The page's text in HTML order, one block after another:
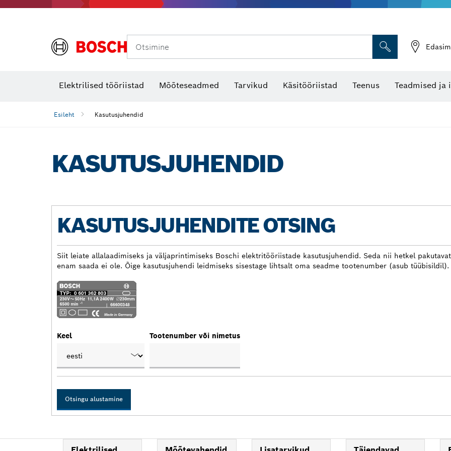
Otsimine
Elektrilised tööriistad Mõõteseadmed Tarvikud Käsitööriistad Teenus Teadmised ja
Esileht Kasutusjuhendid
KASUTUSJUHENDID
KASUTUSJUHENDITE OTSING
Siit leiate allalaadimiseks ja väljaprintimiseks Boschi elektritööriistade kasutusjuhendid. Seda nii hetkel
enam saada ei ole. Õige kasutusjuhendi leidmiseks sisestage lihtsalt oma seadme tootenumber (asub tüübisildil).
Keel Tootenumber või nimetus
Otsingu alustamine